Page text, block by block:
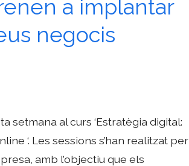
a implantar
negocis
setmana al curs ‘Estratègia digital:
‘. Les sessions s’han realitzat per
amb l’objectiu que els